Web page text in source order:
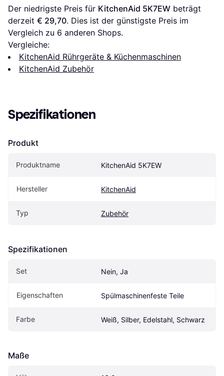
Der niedrigste Preis für KitchenAid 5K7EW beträgt
derzeit € 29,70. Dies ist der günstigste Preis im
Vergleich zu 6 anderen Shops.
Vergleiche:
KitchenAid Rührgeräte & Küchenmaschinen
KitchenAid Zubehör
Spezifikationen
Produkt
Produktname KitchenAid 5K7EW
Hersteller KitchenAid
Typ Zubehör
Spezifikationen
Set Nein, Ja
Eigenschaften Spülmaschinenfeste Teile
Farbe Weiß, Silber, Edelstahl, Schwarz
Maße